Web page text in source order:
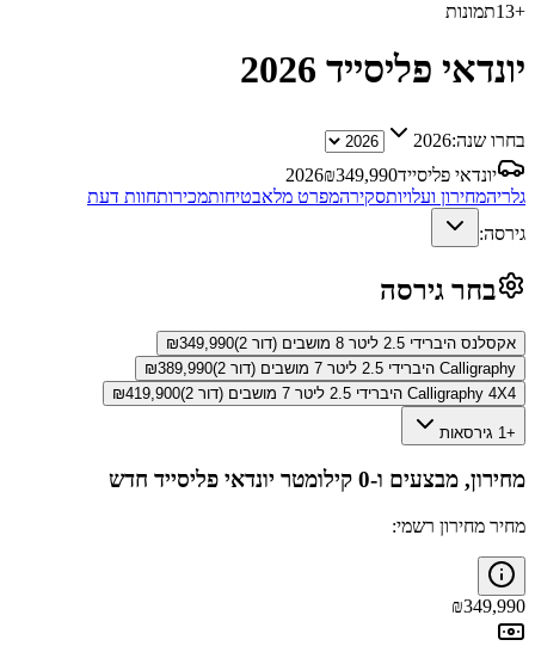
+
13תמונות
יונדאי פליסייד 2026
בחרו שנה:2026
יונדאי פליסייד
2026₪349,990
גלריהמחירון ועלויותסקירהמפרט מלאבטיחותמכירותחוות דעת
גירסה:
בחר גירסה
אקסלנס היברידי 2.5 ליטר 8 מושבים (דור 2) ₪349,990
Calligraphy היברידי 2.5 ליטר 7 מושבים (דור 2)
₪389,990
Calligraphy 4X4 היברידי 2.5 ליטר 7 מושבים (דור 2)
₪419,900
+1 גירסאות
מחירון, מבצעים ו-0 קילומטר יונדאי פליסייד חדש
מחיר מחירון רשמי:
₪349,990